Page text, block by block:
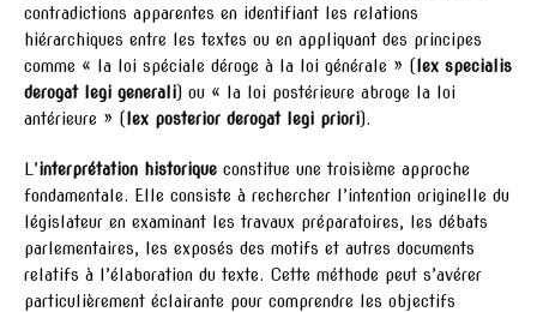
contradictions apparentes en identifiant les relations
hiérarchiques entre les textes ou en appliquant des principes
comme « la loi spéciale déroge à la loi générale » ( lex specialis
derogat legi generali) ou « la loi postérieure abroge la loi
antérieure » ( lex posterior derogat legi priori).
L’interprétation historique constitue une troisième approche
fondamentale. Elle consiste à rechercher l’intention originelle du
législateur en examinant les travaux préparatoires, les débats
parlementaires, les exposés des motifs et autres documents
relatifs à l’élaboration du texte. Cette méthode peut s’avérer
particulièrement éclairante pour comprendre les objectifs